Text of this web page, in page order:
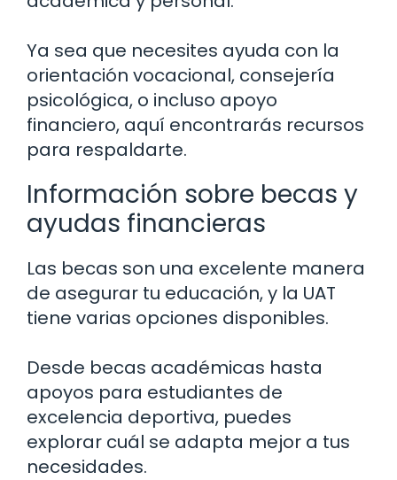
Ya sea que necesites ayuda con la
orientación vocacional, consejería
psicológica, o incluso apoyo
financiero, aquí encontrarás recursos
para respaldarte.
Información sobre becas y
ayudas financieras
Las becas son una excelente manera
de asegurar tu educación, y la UAT
tiene varias opciones disponibles.
Desde becas académicas hasta
apoyos para estudiantes de
excelencia deportiva, puedes
explorar cuál se adapta mejor a tus
necesidades.